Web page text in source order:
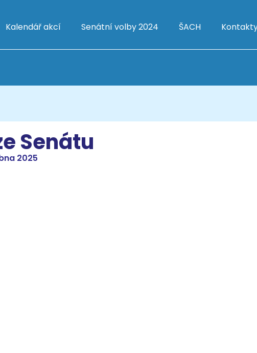
Kalendář akcí Senátní volby 2024 ŠACH
Senátu
2025